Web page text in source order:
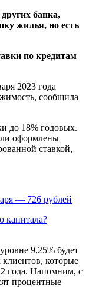
банка,
жилья, но есть
2023 года
сообщила
до 18% годовых.
оформлены
ставкой,
— 726 рублей
капитала?
9,25% будет
клиентов, которые
года. Напомним, с
процентные